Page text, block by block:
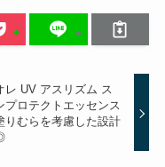
レ UV アスリズム ス
プロテクトエッセンス
りむらを考慮した設計